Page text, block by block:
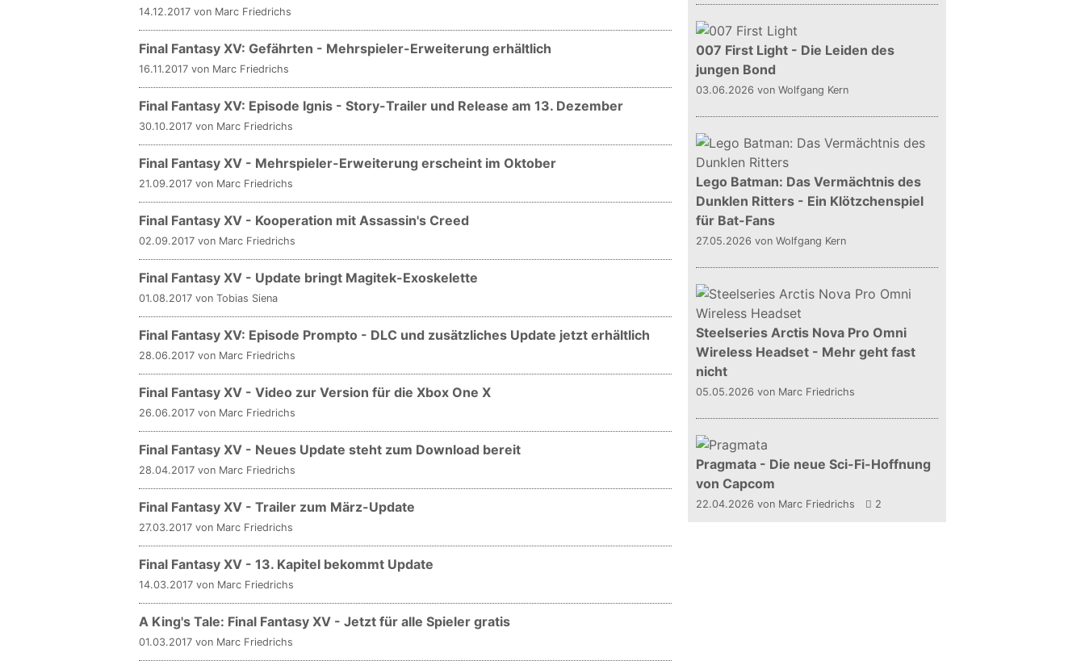
14.12.2017 von Marc Friedrichs
Final Fantasy XV: Gefährten - Mehrspieler-Erweiterung erhältlich
16.11.2017 von Marc Friedrichs
Final Fantasy XV: Episode Ignis - Story-Trailer und Release am 13. Dezember
30.10.2017 von Marc Friedrichs
Final Fantasy XV - Mehrspieler-Erweiterung erscheint im Oktober
21.09.2017 von Marc Friedrichs
Final Fantasy XV - Kooperation mit Assassin's Creed
02.09.2017 von Marc Friedrichs
Final Fantasy XV - Update bringt Magitek-Exoskelette
01.08.2017 von Tobias Siena
Final Fantasy XV: Episode Prompto - DLC und zusätzliches Update jetzt erhältlich
28.06.2017 von Marc Friedrichs
Final Fantasy XV - Video zur Version für die Xbox One X
26.06.2017 von Marc Friedrichs
Final Fantasy XV - Neues Update steht zum Download bereit
28.04.2017 von Marc Friedrichs
Final Fantasy XV - Trailer zum März-Update
27.03.2017 von Marc Friedrichs
Final Fantasy XV - 13. Kapitel bekommt Update
14.03.2017 von Marc Friedrichs
A King's Tale: Final Fantasy XV - Jetzt für alle Spieler gratis
01.03.2017 von Marc Friedrichs
007 First Light - Die Leiden des
jungen Bond
03.06.2026 von Wolfgang Kern
Lego Batman: Das Vermächtnis des
Dunklen Ritters - Ein Klötzchenspiel
für Bat-Fans
27.05.2026 von Wolfgang Kern
Steelseries Arctis Nova Pro Omni
Wireless Headset - Mehr geht fast
nicht
05.05.2026 von Marc Friedrichs
Pragmata - Die neue Sci-Fi-Hoffnung
von Capcom
22.04.2026 von Marc Friedrichs 2